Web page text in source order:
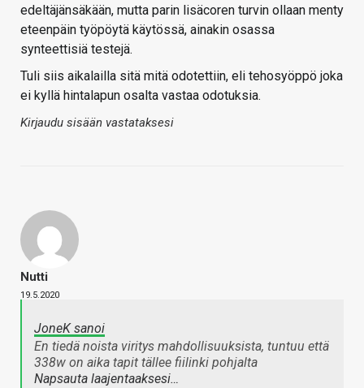
edeltäjänsäkään, mutta parin lisäcoren turvin ollaan menty
eteenpäin työpöytä käytössä, ainakin osassa
synteettisiä testejä.
Tuli siis aikalailla sitä mitä odotettiin, eli tehosyöppö joka
ei kyllä hintalapun osalta vastaa odotuksia.
Kirjaudu sisään vastataksesi
Nutti
19.5.2020
JoneK sanoi
En tiedä noista viritys mahdollisuuksista, tuntuu että
338w on aika tapit tällee fiilinki pohjalta
Napsauta laajentaaksesi…